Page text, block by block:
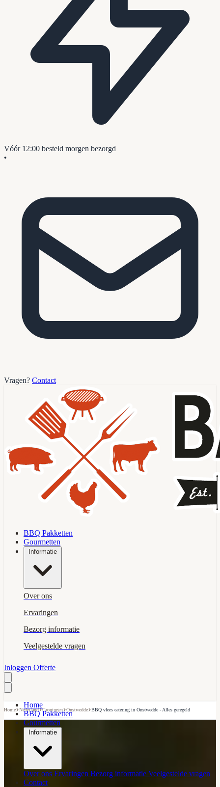
Vóór 12:00 besteld morgen bezorgd
•
Vragen? Contact
BBQ Pakketten
Gourmetten
Informatie
Over ons
Ervaringen
Bezorg informatie
Veelgestelde vragen
Inloggen Offerte
Home
BBQ Pakketten
Gourmetten
Informatie
Over ons Ervaringen Bezorg informatie Veelgestelde vragen
Contact
Home›Nederland›Groningen›Onstwedde›BBQ vlees catering in Onstwedde - Alles geregeld